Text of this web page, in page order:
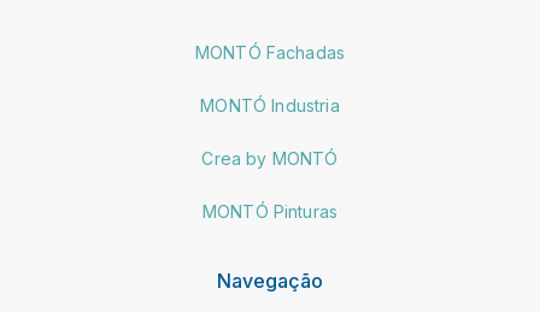
MONTÓ Fachadas
MONTÓ Industria
Crea by MONTÓ
MONTÓ Pinturas
Navegação